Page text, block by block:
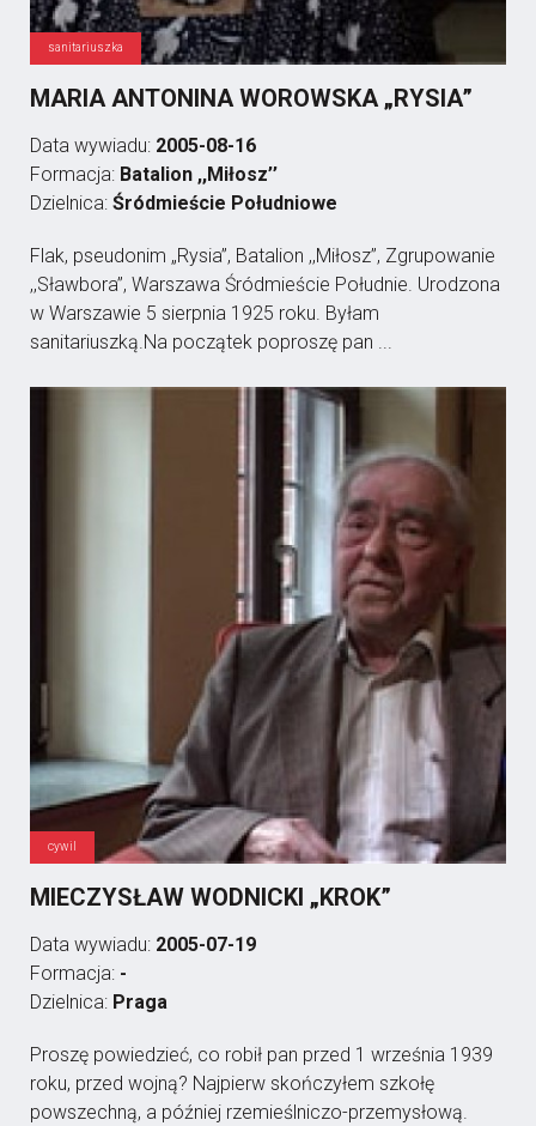
sanitariuszka
MARIA ANTONINA WOROWSKA „RYSIA”
Data wywiadu: 2005-08-16
Formacja: Batalion ,,Miłosz’’
Dzielnica: Śródmieście Południowe
Flak, pseudonim „Rysia”, Batalion ,,Miłosz’’, Zgrupowanie
,,Sławbora’’, Warszawa Śródmieście Południe. Urodzona
w Warszawie 5 sierpnia 1925 roku. Byłam
sanitariuszką.Na początek poproszę pan ...
cywil
MIECZYSŁAW WODNICKI „KROK”
Data wywiadu: 2005-07-19
Formacja: -
Dzielnica: Praga
Proszę powiedzieć, co robił pan przed 1 września 1939
roku, przed wojną? Najpierw skończyłem szkołę
powszechną, a później rzemieślniczo-przemysłową.